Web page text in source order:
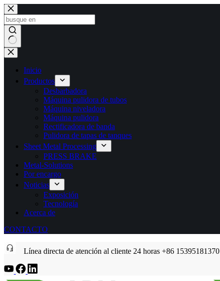
Saltar
al
contenido
Sin
resultados
Inicio
Productos
Desbarbadora
Máquina pulidora de tubos
Máquina niveladora
Máquina pulidora
Rectificadora de banda
Pulidora de tapas de tanques
Sheet Metal Processing
PRESS BRAKE
Metal-Solutions
Por encargo
Noticias
Exposición
Tecnología
Acerca de
CONTACTO
Línea directa de atención al cliente 24 horas +86 15395181370